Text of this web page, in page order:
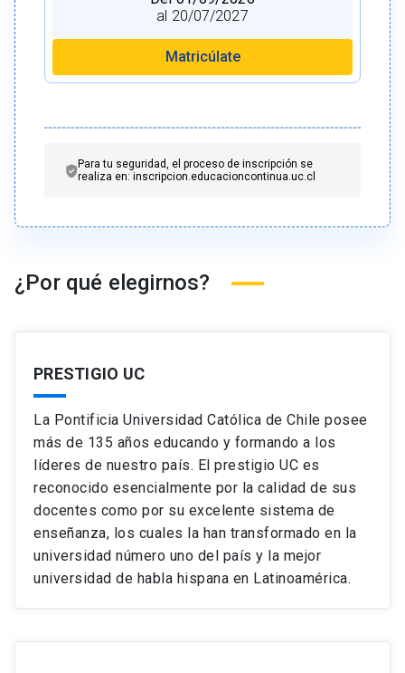
al 20/07/2027
Matricúlate
Para tu seguridad, el proceso de inscripción se
realiza en: inscripcion.educacioncontinua.uc.cl
¿Por qué elegirnos?
PRESTIGIO UC
La Pontificia Universidad Católica de Chile posee
más de 135 años educando y formando a los
líderes de nuestro país. El prestigio UC es
reconocido esencialmente por la calidad de sus
docentes como por su excelente sistema de
enseñanza, los cuales la han transformado en la
universidad número uno del país y la mejor
universidad de habla hispana en Latinoamérica.